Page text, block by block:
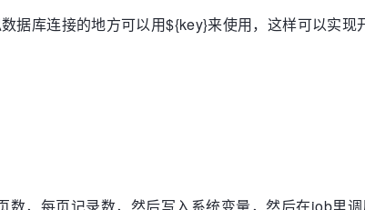
据库连接的地方可以用${key}来使用，这样可以实